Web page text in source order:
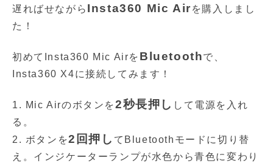
遅ればせながら Insta360 Mic Air を購入しまし
た！
初めてInsta360 Mic Airを Bluetoothで、
Insta360 X4に接続してみます！
1. Mic Airのボタンを2秒長押し して電源を入れ
る。
2. ボタンを2回押し てBluetoothモードに切り替
え。インジケーターランプが水色から青色に変わり